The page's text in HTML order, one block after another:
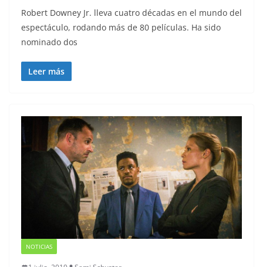
Robert Downey Jr. lleva cuatro décadas en el mundo del
espectáculo, rodando más de 80 películas. Ha sido
nominado dos
Leer más
NOTICIAS